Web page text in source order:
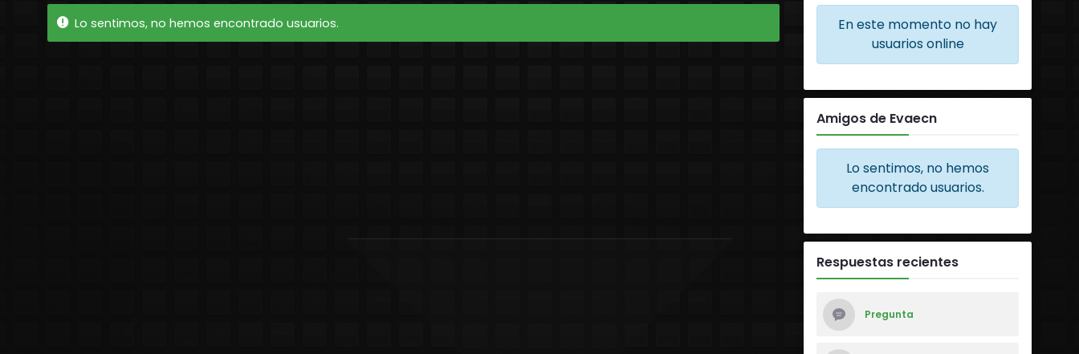
Amigos
Lo sentimos, no hemos encontrado usuarios.
En este momento no hay
usuarios online
Amigos de Evaecn
Lo sentimos, no hemos
encontrado usuarios.
Respuestas recientes
Pregunta